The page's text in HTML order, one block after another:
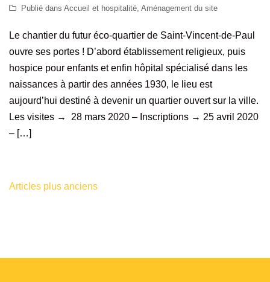
Publié dans Accueil et hospitalité Aménagement du site
Le chantier du futur éco-quartier de Saint-Vincent-de-Paul
ouvre ses portes ! D’abord établissement religieux, puis
hospice pour enfants et enfin hôpital spécialisé dans les
naissances à partir des années 1930, le lieu est
aujourd’hui destiné à devenir un quartier ouvert sur la ville.
Les visites → 28 mars 2020 – Inscriptions → 25 avril 2020
– […]
Navigation
Articles plus anciens